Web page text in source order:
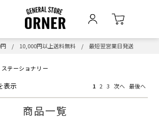
円 / 10,000円以上送料無料 / 最短翌営業日発送
ステーショナリー
表示 1 2 3 次へ 最後へ
商品一覧